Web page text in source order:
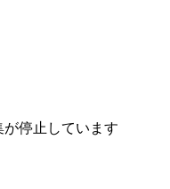
が停止しています